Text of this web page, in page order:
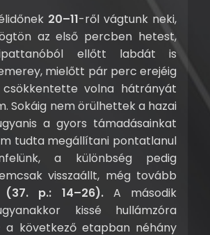
20–11-ről vágtunk neki,
az első percben hetest,
ellőtt labdát is
mielőtt pár perc erejéig
csökkentette volna hátrányát
Sokáig nem örülhettek a hazai
a gyors támadásainkat
tudta megállítani pontatlanul
a különbség pedig
visszaállt, még tovább
(37. p.: 14–26).A második
kissé hullámzóra
a következő etapban néhány